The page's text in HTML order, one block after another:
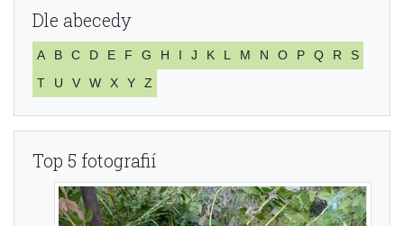
Dle abecedy
A B C D E F G H I J K L M N O P Q R
S
T
U V W X Y Z
Top 5 fotografií